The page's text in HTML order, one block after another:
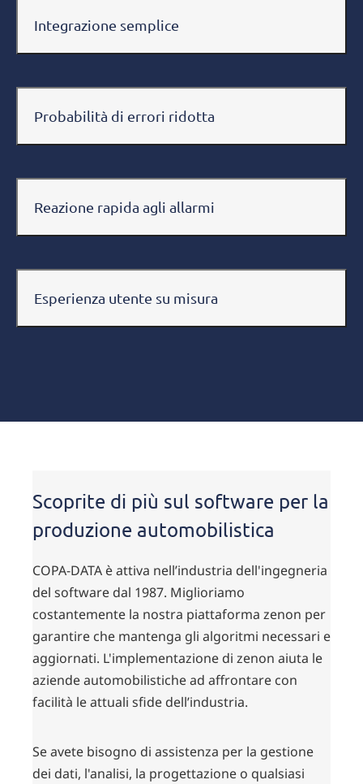
Integrazione semplice
Probabilità di errori ridotta
Reazione rapida agli allarmi
Esperienza utente su misura
Scoprite di più sul software per la
produzione automobilistica
COPA-DATA è attiva nell’industria dell'ingegneria
del software dal 1987. Miglioriamo
costantemente la nostra piattaforma zenon per
garantire che mantenga gli algoritmi necessari e
aggiornati. L'implementazione di zenon aiuta le
aziende automobilistiche ad affrontare con
facilità le attuali sfide dell’industria.
Se avete bisogno di assistenza per la gestione
dei dati, l'analisi, la progettazione o qualsiasi